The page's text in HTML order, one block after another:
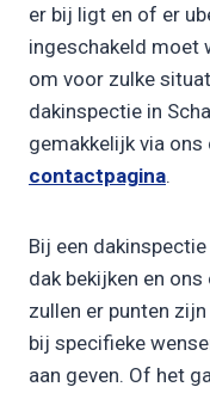
er bij ligt en of er
ingeschakeld moet
om voor zulke
dakinspectie in
gemakkelijk via
contactpagina.
Bij een
dak bekijken en
zullen er punten
bij specifieke
aan geven. Of het